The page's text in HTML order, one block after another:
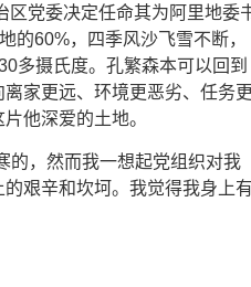
区党委决定任命其为阿里地委
的60%，四季风沙飞雪不断，
多摄氏度。孔繁森本可以回到
家更远、环境更恶劣、任务更
他深爱的土地。
的，然而我一想起党组织对我
艰辛和坎坷。我觉得我身上有